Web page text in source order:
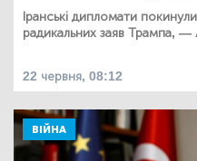
Іранські дипломати
радикальних заяв Трампа,
22 червня, 08:12
ВІЙНА